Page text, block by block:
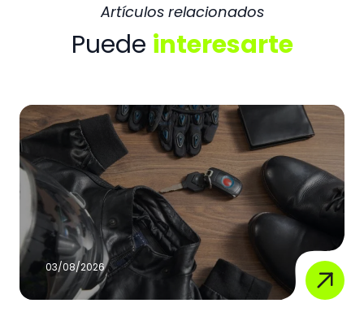
Artículos relacionados
Puede interesarte
03/08/2026